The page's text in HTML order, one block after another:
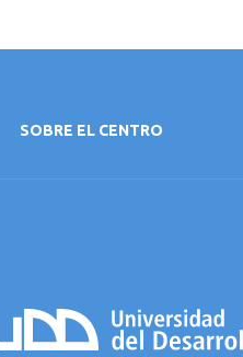
SOBRE EL CENTRO